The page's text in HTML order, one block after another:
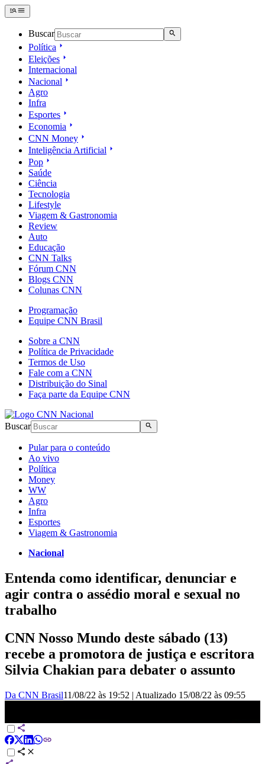
Buscar
Política
Eleições
Internacional
Nacional
Agro
Infra
Esportes
Economia
CNN Money
Inteligência Artificial
Pop
Saúde
Ciência
Tecnologia
Lifestyle
Viagem & Gastronomia
Review
Auto
Educação
CNN Talks
Fórum CNN
Blogs CNN
Colunas CNN
Programação
Equipe CNN Brasil
Sobre a CNN
Política de Privacidade
Termos de Uso
Fale com a CNN
Distribuição do Sinal
Faça parte da Equipe CNN
Buscar
Pular para o conteúdo
Ao vivo
Política
Money
WW
Agro
Infra
Esportes
Viagem & Gastronomia
Nacional
Entenda como identificar, denunciar e
agir contra o assédio moral e sexual no
trabalho
CNN Nosso Mundo deste sábado (13)
recebe a promotora de justiça e escritora
Silvia Chakian para debater o assunto
Da CNN Brasil11/08/22 às 19:52 | Atualizado 15/08/22 às 09:55